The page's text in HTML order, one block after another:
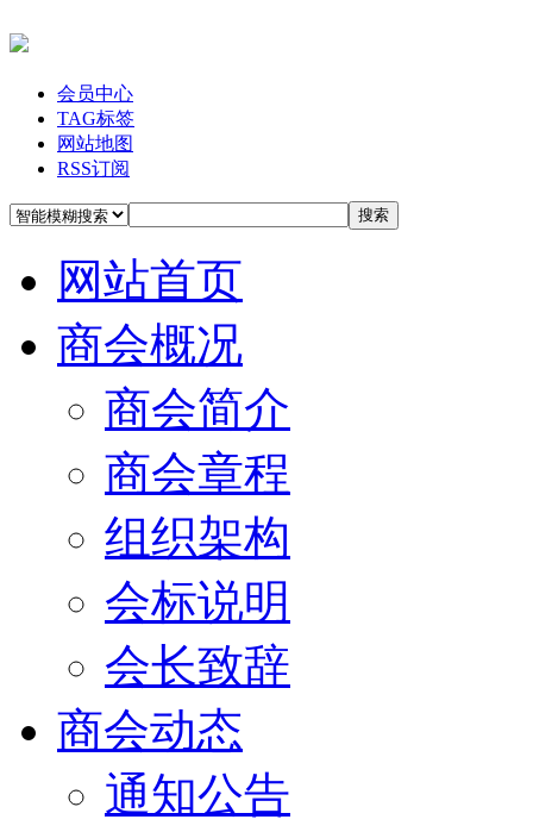
会员中心
TAG标签
网站地图
RSS订阅
搜索
网站首页
商会概况
商会简介
商会章程
组织架构
会标说明
会长致辞
商会动态
通知公告